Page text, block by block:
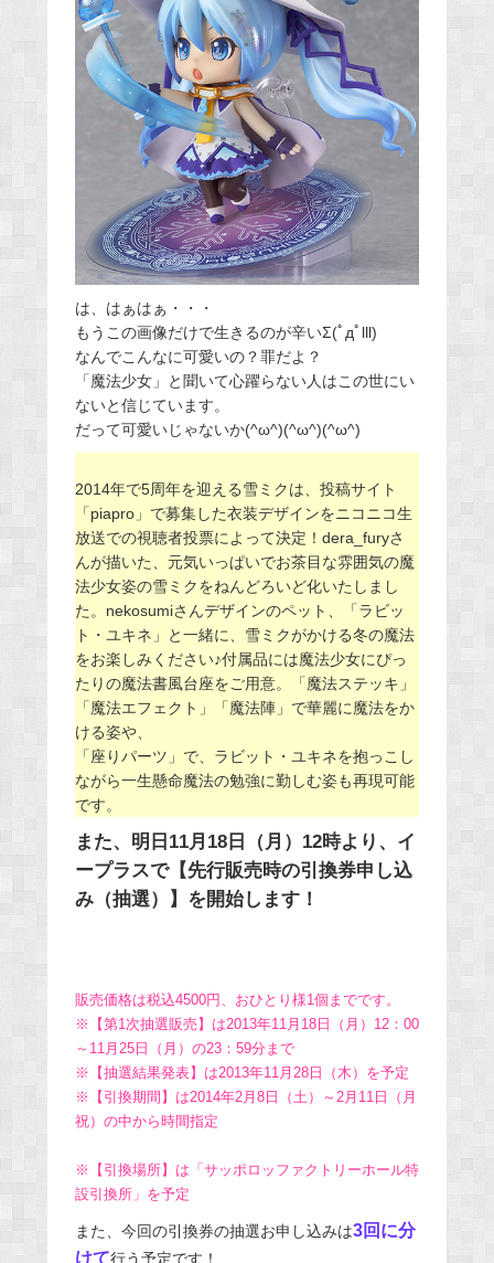
は、はぁはぁ・・・
もうこの画像だけで生きるのが辛いΣ(ﾟдﾟlll)
なんでこんなに可愛いの？罪だよ？
「魔法少女」と聞いて心躍らない人はこの世にい
ないと信じています。
だって可愛いじゃないか(^ω^)(^ω^)(^ω^)
2014年で5周年を迎える雪ミクは、投稿サイト
「piapro」で募集した衣装デザインをニコニコ生
放送での視聴者投票によって決定！dera_furyさ
んが描いた、元気いっぱいでお茶目な雰囲気の魔
法少女姿の雪ミクをねんどろいど化いたしまし
た。nekosumiさんデザインのペット、「ラビッ
ト・ユキネ」と一緒に、雪ミクがかける冬の魔法
をお楽しみください♪付属品には魔法少女にぴっ
たりの魔法書風台座をご用意。「魔法ステッキ」
「魔法エフェクト」「魔法陣」で華麗に魔法をか
ける姿や、
「座りパーツ」で、ラビット・ユキネを抱っこし
ながら一生懸命魔法の勉強に勤しむ姿も再現可能
です。
また、明日11月18日（月）12時より、イ
ープラスで【先行販売時の引換券申し込
み（抽選）】を開始します！
販売価格は税込4500円、おひとり様1個までです。
※【第1次抽選販売】は2013年11月18日（月）12：00
～11月25日（月）の23：59分まで
※【抽選結果発表】は2013年11月28日（木）を予定
※【引換期間】は2014年2月8日（土）～2月11日（月
祝）の中から時間指定
※【引換場所】は「サッポロッファクトリーホール特
設引換所」を予定
また、今回の引換券の抽選お申し込みは3回に分
けて行う予定です！